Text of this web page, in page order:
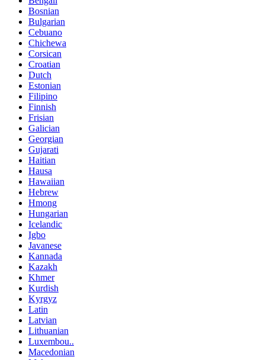
Bosnian
Bulgarian
Cebuano
Chichewa
Corsican
Croatian
Dutch
Estonian
Filipino
Finnish
Frisian
Galician
Georgian
Gujarati
Haitian
Hausa
Hawaiian
Hebrew
Hmong
Hungarian
Icelandic
Igbo
Javanese
Kannada
Kazakh
Khmer
Kurdish
Kyrgyz
Latin
Latvian
Lithuanian
Luxembou..
Macedonian